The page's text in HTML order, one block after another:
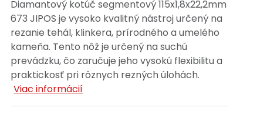
Diamantový kotúč segmentový 115x1,8x22,2mm
673 JIPOS je vysoko kvalitný nástroj určený na
rezanie tehál, klinkera, prírodného a umelého
kameňa. Tento nôž je určený na suchú
prevádzku, čo zaručuje jeho vysokú flexibilitu a
praktickosť pri rôznych rezných úlohách.
Viac informácií